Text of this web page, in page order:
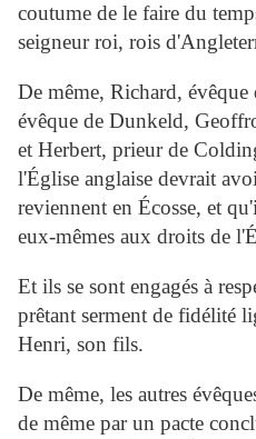
coutume de le faire du
seigneur roi, rois
De même, Richard,
évêque de Dunkeld,
et Herbert, prieur de
l'Église anglaise devrait
reviennent en Écosse, et
eux-mêmes aux droits de
Et ils se sont engagés à
prêtant serment de fidélité
Henri, son fils.
De même, les autres
de même par un pacte